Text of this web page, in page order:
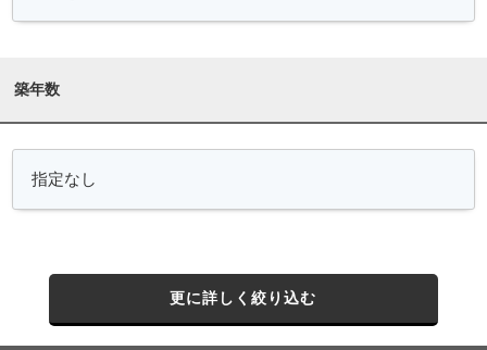
築年数
更に詳しく絞り込む